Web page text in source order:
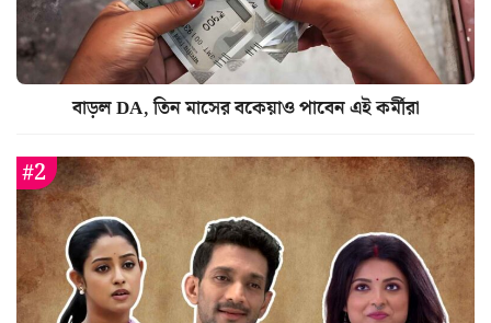
বাড়ল DA, তিন মাসের বকেয়াও পাবেন এই কর্মীরা